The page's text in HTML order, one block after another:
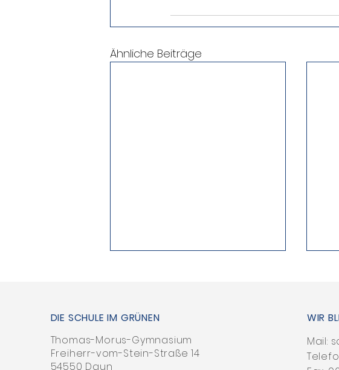
Ähnliche Beiträge
DIE SCHULE IM GRÜNEN
Thomas-Morus-Gymnasium
Freiherr-vom-Stein-Straße 14
54550 Daun
WIR
Mail: